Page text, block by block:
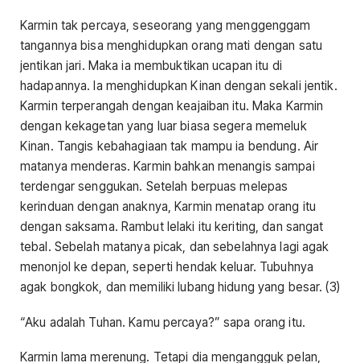
Karmin tak percaya, seseorang yang menggenggam
tangannya bisa menghidupkan orang mati dengan satu
jentikan jari. Maka ia membuktikan ucapan itu di
hadapannya. Ia menghidupkan Kinan dengan sekali jentik.
Karmin terperangah dengan keajaiban itu. Maka Karmin
dengan kekagetan yang luar biasa segera memeluk
Kinan. Tangis kebahagiaan tak mampu ia bendung. Air
matanya menderas. Karmin bahkan menangis sampai
terdengar senggukan. Setelah berpuas melepas
kerinduan dengan anaknya, Karmin menatap orang itu
dengan saksama. Rambut lelaki itu keriting, dan sangat
tebal. Sebelah matanya picak, dan sebelahnya lagi agak
menonjol ke depan, seperti hendak keluar. Tubuhnya
agak bongkok, dan memiliki lubang hidung yang besar. (3)
“Aku adalah Tuhan. Kamu percaya?” sapa orang itu.
Karmin lama merenung. Tetapi dia mengangguk pelan,